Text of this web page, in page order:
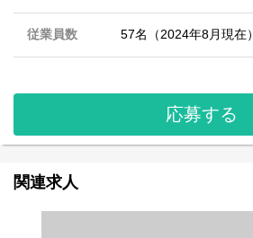
従業員数 57名（2024年8月現在）
応募する
関連求人